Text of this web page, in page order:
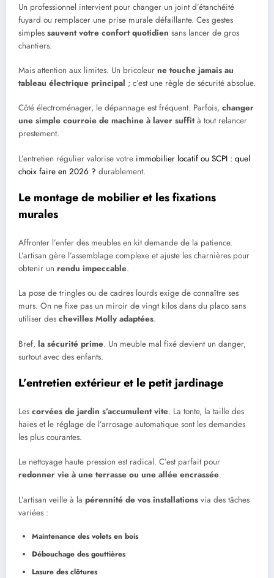
Un professionnel intervient pour changer un joint d’étanchéité
fuyard ou remplacer une prise murale défaillante. Ces gestes
simples sauvent votre confort quotidien sans lancer de gros
chantiers.
Mais attention aux limites. Un bricoleur ne touche jamais au
tableau électrique principal ; c’est une règle de sécurité absolue.
Côté électroménager, le dépannage est fréquent. Parfois, changer
une simple courroie de machine à laver suffità tout relancer
prestement.
L’entretien régulier valorise votre immobilier locatif ou SCPI : quel
choix faire en 2026 ? durablement.
Le montage de mobilier et les fixations
murales
Affronter l’enfer des meubles en kit demande de la patience.
L’artisan gère l’assemblage complexe et ajuste les charnières pour
obtenir un rendu impeccable.
La pose de tringles ou de cadres lourds exige de connaître ses
murs. On ne fixe pas un miroir de vingt kilos dans du placo sans
utiliser des chevilles Molly adaptées.
Bref, la sécurité prime. Un meuble mal fixé devient un danger,
surtout avec des enfants.
L’entretien extérieur et le petit jardinage
Les corvées de jardin s’accumulent vite. La tonte, la taille des
haies et le réglage de l’arrosage automatique sont les demandes
les plus courantes.
Le nettoyage haute pression est radical. C’est parfait pour
redonner vie à une terrasse ou une allée encrassée.
L’artisan veille à la pérennité de vos installations via des tâches
variées :
Maintenance des volets en bois
Débouchage des gouttières
Lasure des clôtures